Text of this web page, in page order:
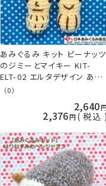
あみぐるみ キット ピーナッツ
のジミーとマイキー KIT-
ELT-02 エルタデザイン あみ
ぐるみ キーホルダー 手芸キ
（0）
2,640
2,376 税込